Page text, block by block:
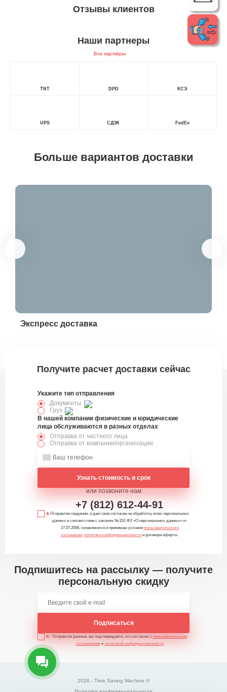
Отзывы клиентов
Наши партнеры
Все партнёры
TNT DPD КСЭ
UPS СДЭК FedEx
Больше вариантов доставки
Экспресс доставка
Получите расчет доставки сейчас
Укажите тип отправления
Документы
Груз
В нашей компании физические и юридические
лица обслуживаются в разных отделах
Отправка от частного лица
Отправка от компании/организации
Узнать стоимость и срок
или позвоните нам
+7 (812) 612-44-91
Отправляя сведения, я даю свое согласие на обработку моих персональных
данных в соответствии с законом №152-ФЗ «О персональных данных» от
27.07.2006, ознакомился и принимаю условия пользовательского
соглашения политики конфиденциальности и договора оферты.
Подпишитесь на рассылку — получите
персональную скидку
Подписаться
Отправляя данные, вы подтверждаете, что согласны с пользовательским
соглашением и политикой конфиденциальности
2026 - Time Saving Machine ©